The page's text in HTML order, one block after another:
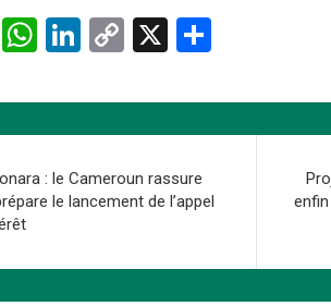
Pi W
at
s
A
p
Li
ke
dI
n
C
py
Li
n
k
X
ta
g
: le Cameroun rassure
le lancement de l’appel